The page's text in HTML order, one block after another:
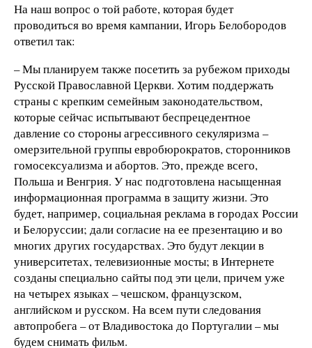
На наш вопрос о той работе, которая будет
проводиться во время кампании, Игорь Белобородов
ответил так:
– Мы планируем также посетить за рубежом приходы
Русской Православной Церкви. Хотим поддержать
страны с крепким семейным законодательством,
которые сейчас испытывают беспрецедентное
давление со стороны агрессивного секуляризма –
омерзительной группы евробюрократов, сторонников
гомосексуализма и абортов. Это, прежде всего,
Польша и Венгрия. У нас подготовлена насыщенная
информационная программа в защиту жизни. Это
будет, например, социальная реклама в городах России
и Белоруссии; дали согласие на ее презентацию и во
многих других государствах. Это будут лекции в
университетах, телевизионные мосты; в Интернете
созданы специально сайты под эти цели, причем уже
на четырех языках – чешском, французском,
английском и русском. На всем пути следования
автопробега – от Владивостока до Португалии – мы
будем снимать фильм.